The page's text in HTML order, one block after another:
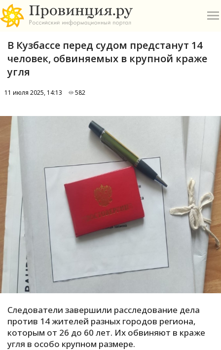
В
И
Р
Т
У
В Кузбассе перед судом предстанут 14
человек, обвиняемых в крупной краже
угля
11 июля 2025, 14:13 582
Следователи завершили расследование дела
против 14 жителей разных городов региона,
которым от 26 до 60 лет. Их обвиняют в краже
угля в особо крупном размере.